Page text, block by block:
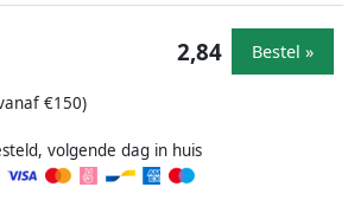
€150)
volgende dag in huis
2,84 Bestel »